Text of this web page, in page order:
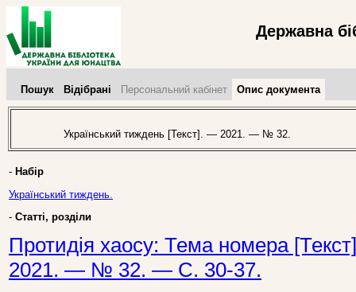
Державна
Пошук Відібрані Персональний кабінет Опис документа
Український тиждень [Текст]. — 2021. — № 32.
- Набір
Український тиждень.
- Статті, розділи
Протидія хаосу: Тема номера
2021. — № 32. — С. 30-37.